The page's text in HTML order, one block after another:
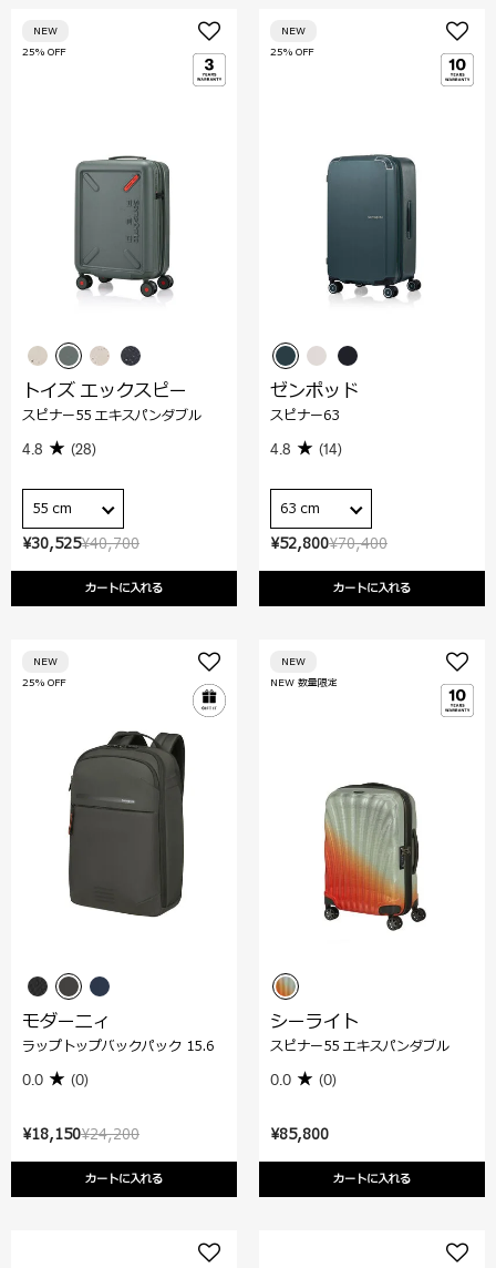
¥40,700
¥30,525
カートに入れる
25% OFF
NEW
トイズ エックスピー
スピナー55 エキスパンダブル
4.8 (28)
55 cm
¥70,400
¥52,800
カートに入れる
25% OFF
NEW
ゼンポッド
スピナー63
4.8 (14)
63 cm
¥24,200
¥18,150
カートに入れる
25% OFF
NEW
モダーニィ
ラップトップバックパック 15.6
0.0 (0)
¥85,800
カートに入れる
NEW 数量限定
NEW
シーライト
スピナー55 エキスパンダブル
0.0 (0)